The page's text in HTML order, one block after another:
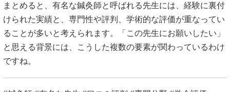
まとめると、有名な鍼灸師と呼ばれる先生には、経験に裏付
けられた実績と、専門性や評判、学術的な評価が重なってい
ることが多いと考えられます。「この先生にお願いしたい」
と思える背景には、こうした複数の要素が関わっているわけ
ですね。